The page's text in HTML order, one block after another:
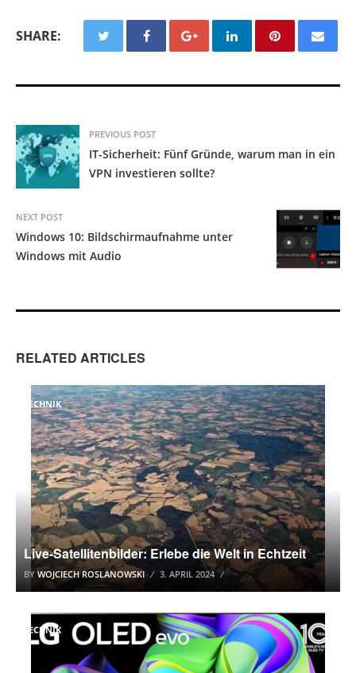
SHARE:
PREVIOUS POST
IT-Sicherheit: Fünf Gründe, warum man in ein
VPN investieren sollte?
NEXT POST
Windows 10: Bildschirmaufnahme unter
Windows mit Audio
RELATED ARTICLES
TECHNIK
Live-Satellitenbilder: Erlebe die Welt in Echtzeit
BY WOJCIECH ROSLANOWSKI 3. APRIL 2024
TECHNIK